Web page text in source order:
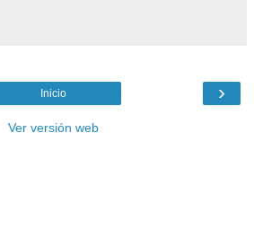
›
Inicio
Ver versión web